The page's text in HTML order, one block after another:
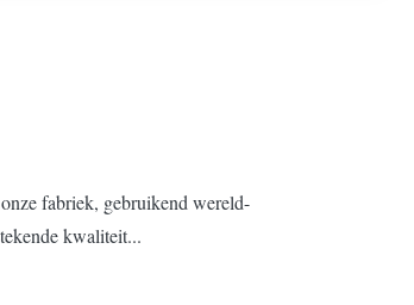
fabriek, gebruikend wereld-
kwaliteit...